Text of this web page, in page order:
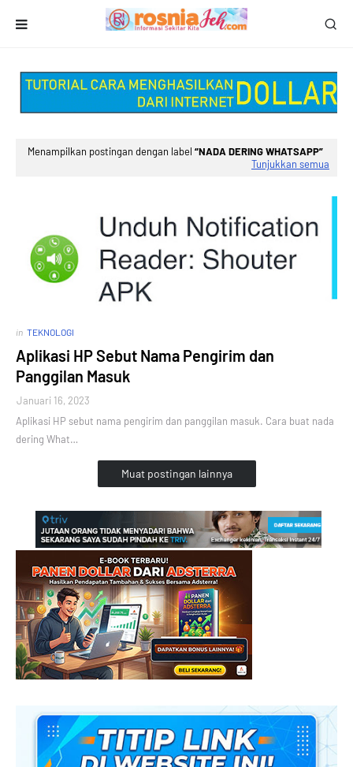
Menampilkan postingan dengan label NADA DERING WHATSAPP
Tunjukkan semua
in TEKNOLOGI
Aplikasi HP Sebut Nama Pengirim dan
Panggilan Masuk
Januari 16, 2023
Aplikasi HP sebut nama pengirim dan panggilan masuk. Cara buat nada
dering What…
Muat postingan lainnya